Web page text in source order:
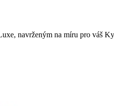
navrženým na míru pro váš